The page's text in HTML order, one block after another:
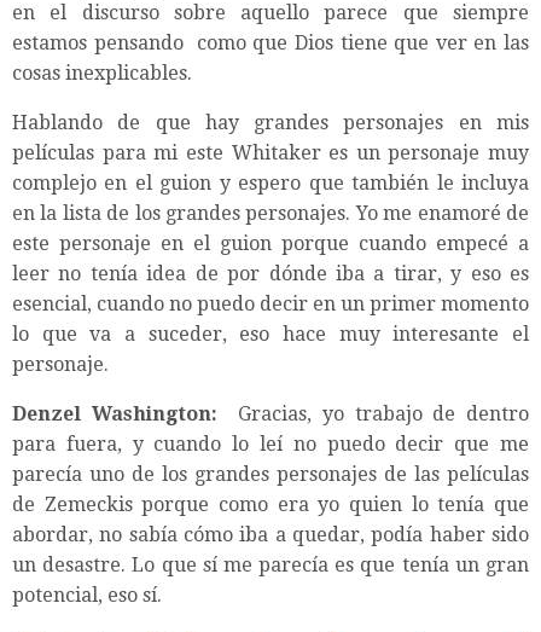
en el discurso sobre aquello parece que siempre
estamos pensando como que Dios tiene que ver en las
cosas inexplicables.
Hablando de que hay grandes personajes en mis
películas para mi este Whitaker es un personaje muy
complejo en el guion y espero que también le incluya
en la lista de los grandes personajes. Yo me enamoré de
este personaje en el guion porque cuando empecé a
leer no tenía idea de por dónde iba a tirar, y eso es
esencial, cuando no puedo decir en un primer momento
lo que va a suceder, eso hace muy interesante el
personaje.
Denzel Washington: Gracias, yo trabajo de dentro
para fuera, y cuando lo leí no puedo decir que me
parecía uno de los grandes personajes de las películas
de Zemeckis porque como era yo quien lo tenía que
abordar, no sabía cómo iba a quedar, podía haber sido
un desastre. Lo que sí me parecía es que tenía un gran
potencial, eso sí.